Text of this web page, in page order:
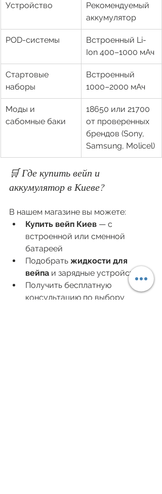
Устройство
Рекомендуемый
аккумулятор
POD-системы
Встроенный Li-
Ion 400–1000 мАч
Стартовые
наборы
Встроенный
1000–2000 мАч
Моды и
сабомные баки
18650 или 21700
от проверенных
брендов (Sony,
Samsung, Molicel)
🛒 Где купить вейп и
аккумулятор в Киеве?
В нашем магазине вы можете:
Купить вейп Киев — с
встроенной или сменной
батареей
Подобрать жидкости для
вейпа и зарядные устройства
Получить бесплатную
консультацию по выбору